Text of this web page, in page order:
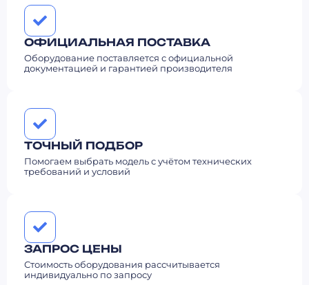
ОФИЦИАЛЬНАЯ ПОСТАВКА
Оборудование поставляется с официальной
документацией и гарантией производителя
ТОЧНЫЙ ПОДБОР
Помогаем выбрать модель с учётом технических
требований и условий
ЗАПРОС ЦЕНЫ
Стоимость оборудования рассчитывается
индивидуально по запросу